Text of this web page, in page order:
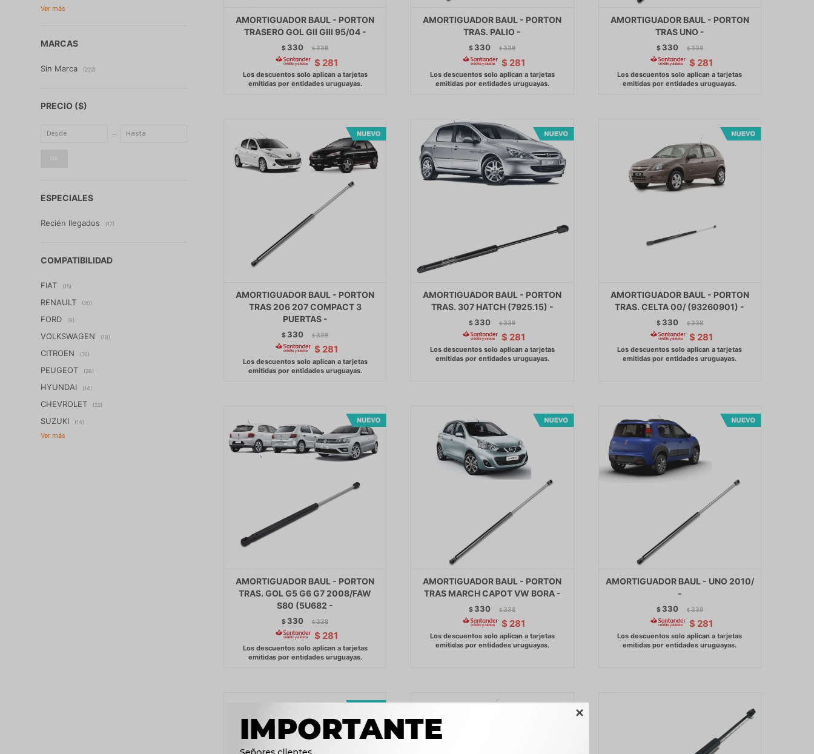

AMORTIGUADOR BAUL - PORTON
TRASERO GOL GII GIII 95/04 -
$ 330 $ 338
$ 281
AMORTIGUADOR BAUL - PORTON
TRAS. PALIO -
$ 330 $ 338
$ 281
AMORTIGUADOR BAUL - PORTON
TRAS UNO -
$ 330 $ 338
$ 281
AMORTIGUADOR BAUL - PORTON
TRAS 206 207 COMPACT 3
PUERTAS -
$ 330 $ 338
$ 281
AMORTIGUADOR BAUL - PORTON
TRAS. 307 HATCH (7925.15) -
$ 330 $ 338
$ 281
AMORTIGUADOR BAUL - PORTON
TRAS. CELTA 00/ (93260901) -
$ 330 $ 338
$ 281
AMORTIGUADOR BAUL - PORTON
TRAS. GOL G5 G6 G7 2008/FAW
S80 (5U682 -
$ 330 $ 338
$ 281
AMORTIGUADOR BAUL - PORTON
TRAS MARCH CAPOT VW BORA -
$ 330 $ 338
$ 281
AMORTIGUADOR BAUL - UNO 2010/
-
$ 330 $ 338
$ 281
MARCAS
Sin Marca (222)
PRECIO ($)
ESPECIALES
Recién llegados (17)
COMPATIBILIDAD
FIAT (15)
RENAULT (20)
FORD (9)
VOLKSWAGEN (18)
CITROEN (16)
PEUGEOT (26)
HYUNDAI (14)
CHEVROLET (22)
SUZUKI (14)